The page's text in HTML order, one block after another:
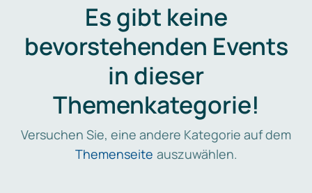
Es gibt keine
bevorstehenden Events
in dieser
Themenkategorie!
Versuchen Sie, eine andere Kategorie auf dem
Themenseite auszuwählen.